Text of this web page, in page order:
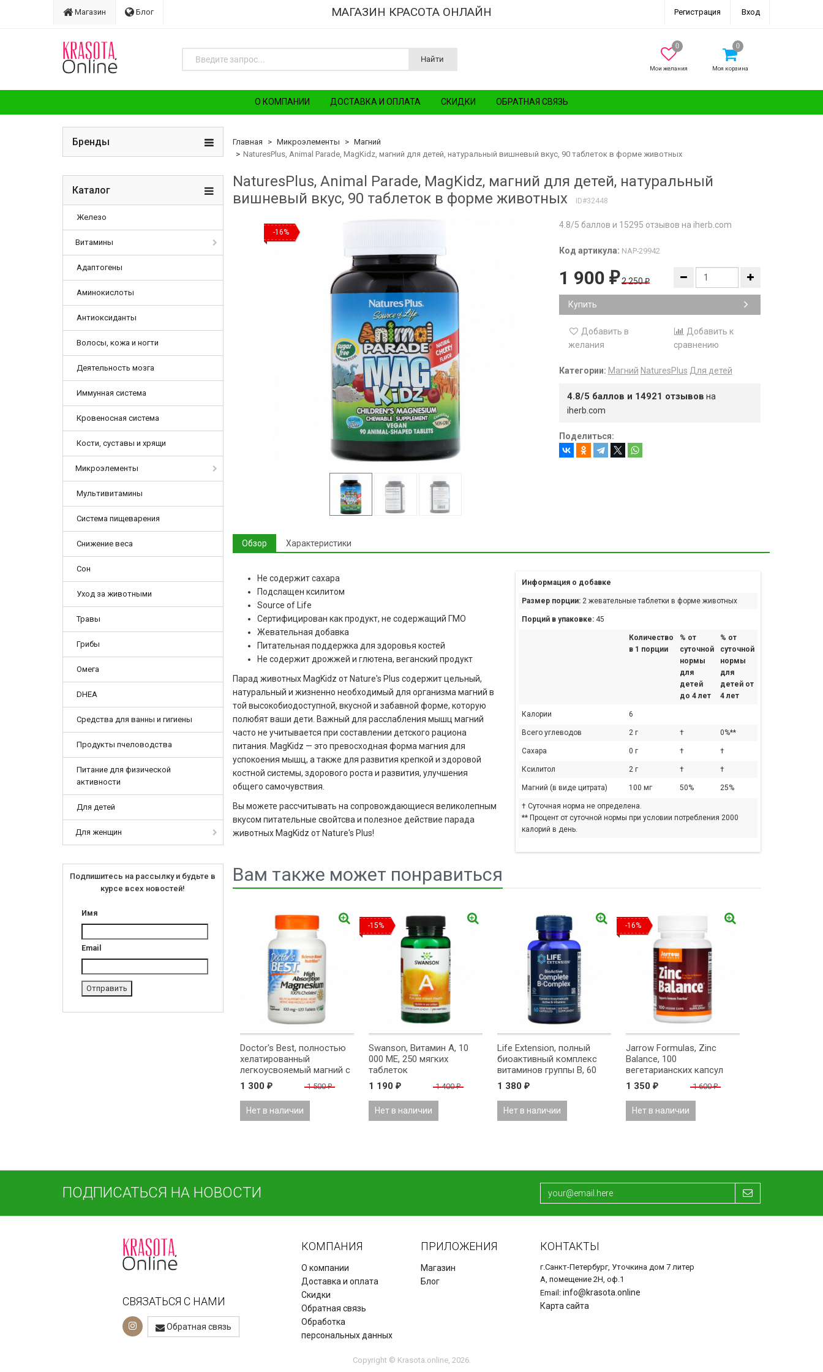
Магазин Блог МАГАЗИН КРАСОТА ОНЛАЙН Регистрация Вход
Найти
Мои желания Моя корзина
О КОМПАНИИ ДОСТАВКА И ОПЛАТА СКИДКИ ОБРАТНАЯ СВЯЗЬ
Бренды
Каталог
Железо
Витамины
Адаптогены
Аминокислоты
Антиоксиданты
Волосы, кожа и ногти
Деятельность мозга
Иммунная система
Кровеносная система
Кости, суставы и хрящи
Микроэлементы
Мультивитамины
Система пищеварения
Снижение веса
Сон
Уход за животными
Травы
Грибы
Омега
DHEA
Средства для ванны и гигиены
Продукты пчеловодства
Питание для физической
активности
Для детей
Для женщин
Подпишитесь на рассылку и будьте в
курсе всех новостей!
Имя
Email
Главная Микроэлементы
Магний
NaturesPlus, Animal Parade, MagKidz, магний для детей, натуральный вишневый вкус, 90 таблеток в форме животных
NaturesPlus, Animal Parade, MagKidz, магний для детей, натуральный
вишневый вкус, 90 таблеток в форме животных
ID#32448
-16%
4.8/5 баллов и 15295 отзывов на iherb.com
Код артикула: NAP-29942
1 900 ₽ 2 250₽
Купить
Добавить в
желания
Добавить к
сравнению
Категории: Магний NaturesPlus Для детей
4.8/5 баллов и 14921 отзывов на
iherb.com
Поделиться:
Обзор Характеристики
Информация о добавке
Размер порции: 2 жевательные таблетки в форме животных
Порций в упаковке: 45
Количество
в 1 порции
% от
суточной
нормы
для
детей
до 4 лет
% от
суточной
нормы
для
детей от
4 лет
Калории 6
Всего углеводов 2 г † 0%**
Сахара 0 г † †
Ксилитол 2 г † †
Магний (в виде цитрата) 100 мг 50% 25%
† Суточная норма не определена.
** Процент от суточной нормы при условии потребления 2000
калорий в день.
Не содержит сахара
Подслащен ксилитом
Source of Life
Сертифицирован как продукт, не содержащий ГМО
Жевательная добавка
Питательная поддержка для здоровья костей
Не содержит дрожжей и глютена, веганский продукт
Парад животных MagKidz от Nature's Plus содержит цельный,
натуральный и жизненно необходимый для организма магний в
той высокобиодоступной, вкусной и забавной форме, которую
полюбят ваши дети. Важный для расслабления мышц магний
часто не учитывается при составлении детского рациона
питания. MagKidz — это превосходная форма магния для
успокоения мышц, а также для развития крепкой и здоровой
костной системы, здорового роста и развития, улучшения
общего самочувствия.
Вы можете рассчитывать на сопровождающиеся великолепным
вкусом питательные свойтсва и полезное действие парада
животных MagKidz от Nature's Plus!
Вам также может понравиться
Doctor's Best, полностью
хелатированный
легкоусвояемый магний с
Albion Minerals, 100 мг, 120
таблеток
1 300 ₽ 1 500₽
Нет в наличии
-15%
Swanson, Витамин A, 10
000 МЕ, 250 мягких
таблеток
1 190 ₽ 1 400₽
Нет в наличии
Life Extension, полный
биоактивный комплекс
витаминов группы B, 60
вегетарианских капсул
1 380 ₽
Нет в наличии
-16%
Jarrow Formulas, Zinc
Balance, 100
вегетарианских капсул
1 350 ₽ 1 600₽
Нет в наличии
ПОДПИСАТЬСЯ НА НОВОСТИ
СВЯЗАТЬСЯ С НАМИ
Обратная связь
КОМПАНИЯ
О компании
Доставка и оплата
Скидки
Обратная связь
Обработка
персональных данных
ПРИЛОЖЕНИЯ
Магазин
Блог
КОНТАКТЫ
г.Санкт-Петербург, Уточкина дом 7 литер
А, помещение 2Н, оф.1
Email: info@krasota.online
Карта сайта
Copyright © Krasota.online, 2026.